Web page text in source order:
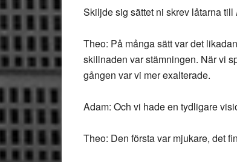
Skiljde sig sättet ni skrev låtarna till
Theo: På många sätt var det
skillnaden var stämningen. När vi
gången var vi mer exalterade.
Adam: Och vi hade en tydligare
Theo: Den första var mjukare, det